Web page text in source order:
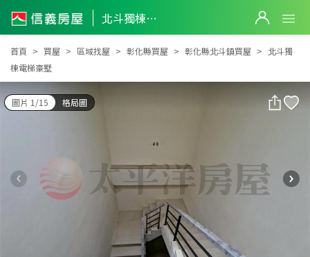
北斗獨棟電梯豪墅
北斗獨棟電梯豪墅
首頁 買屋 區域找屋 彰化縣買屋 彰化縣北斗鎮買屋
北斗獨
棟電梯豪墅
圖片 1/15 格局圖